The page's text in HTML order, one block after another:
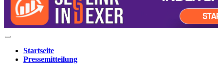
Startseite
Pressemitteilung